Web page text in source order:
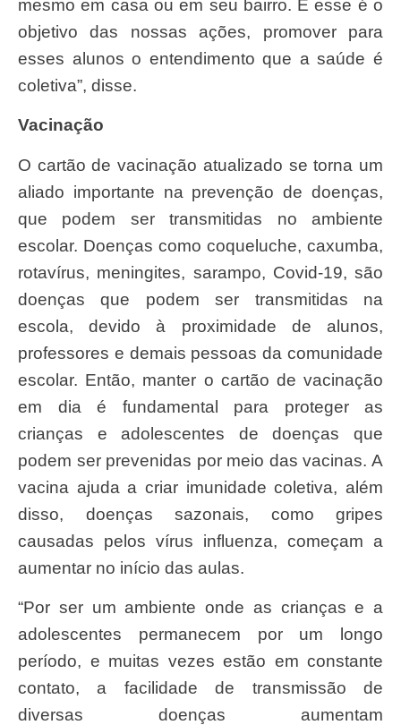
mesmo em casa ou em seu bairro. E esse é o
objetivo das nossas ações, promover para
esses alunos o entendimento que a saúde é
coletiva”, disse.
Vacinação
O cartão de vacinação atualizado se torna um
aliado importante na prevenção de doenças,
que podem ser transmitidas no ambiente
escolar. Doenças como coqueluche, caxumba,
rotavírus, meningites, sarampo, Covid-19, são
doenças que podem ser transmitidas na
escola, devido à proximidade de alunos,
professores e demais pessoas da comunidade
escolar. Então, manter o cartão de vacinação
em dia é fundamental para proteger as
crianças e adolescentes de doenças que
podem ser prevenidas por meio das vacinas. A
vacina ajuda a criar imunidade coletiva, além
disso, doenças sazonais, como gripes
causadas pelos vírus influenza, começam a
aumentar no início das aulas.
“Por ser um ambiente onde as crianças e a
adolescentes permanecem por um longo
período, e muitas vezes estão em constante
contato, a facilidade de transmissão de
diversas doenças aumentam